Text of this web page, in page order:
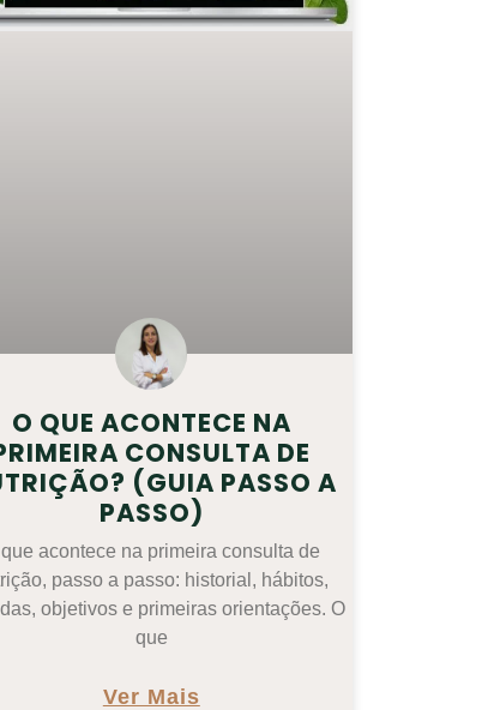
O QUE ACONTECE NA
CONSULTA DE
(GUIA PASSO A
PASSO)
acontece na primeira consulta de
passo a passo: historial, hábitos,
objetivos e primeiras orientações. O
que
Ver Mais